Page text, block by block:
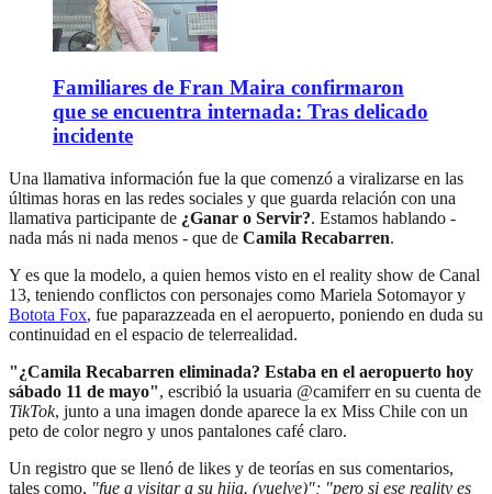
Familiares de Fran Maira confirmaron
que se encuentra internada: Tras delicado
incidente
Una llamativa información fue la que comenzó a viralizarse en las
últimas horas en las redes sociales y que guarda relación con una
llamativa participante de ¿Ganar o Servir?. Estamos hablando -
nada más ni nada menos - que de Camila Recabarren.
Y es que la modelo, a quien hemos visto en el reality show de Canal
13, teniendo conflictos con personajes como Mariela Sotomayor y
Botota Fox, fue paparazzeada en el aeropuerto, poniendo en duda su
continuidad en el espacio de telerrealidad.
"¿Camila Recabarren eliminada? Estaba en el aeropuerto hoy
sábado 11 de mayo", escribió la usuaria @camiferr en su cuenta de
TikTok, junto a una imagen donde aparece la ex Miss Chile con un
peto de color negro y unos pantalones café claro.
Un registro que se llenó de likes y de teorías en sus comentarios,
tales como, "fue a visitar a su hija. (vuelve)"; "pero si ese reality es